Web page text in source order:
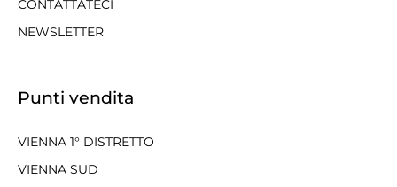
CONTATTATECI
NEWSLETTER
Punti vendita
VIENNA 1° DISTRETTO
VIENNA SUD